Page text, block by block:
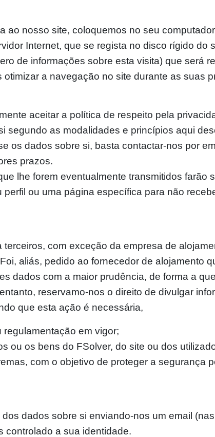
ao nosso site, coloquemos no seu
Internet, que se regista no disco rígido do
de informações sobre esta visita) que será
a navegação no site durante as suas
aceitar a política de respeito pela
segundo as modalidades e princípios aqui
os dados sobre si, basta contactar-nos por
prazos.
lhe forem eventualmente transmitidos farão
ou uma página específica para não
com exceção da empresa de
aliás, pedido ao fornecedor de alojamento
dados com a maior prudência, de forma a
reservamo-nos o direito de divulgar
que esta ação é necessária,
em vigor;
ou os bens do FSolver, do site ou dos
com o objetivo de proteger a segurança
dados sobre si enviando-nos um email
controlado a sua identidade.